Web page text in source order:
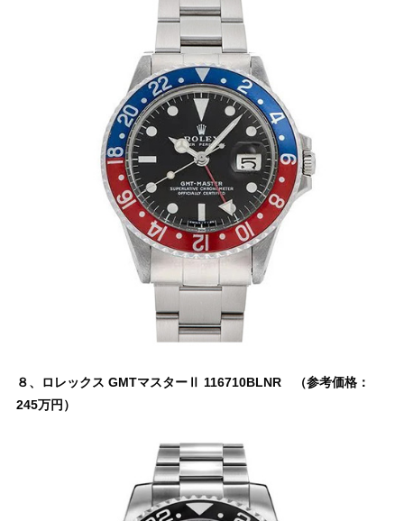
８、ロレックス GMTマスターⅡ 116710BLNR （参考価格：
245万円）